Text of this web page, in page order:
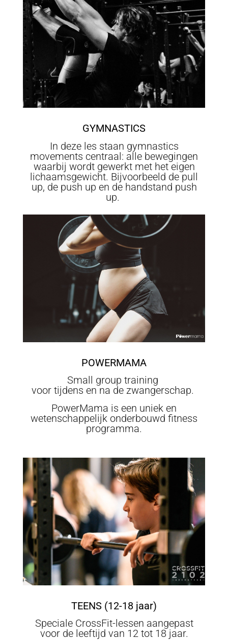
GYMNASTICS
In deze les staan gymnastics
movements centraal: alle bewegingen
waarbij wordt gewerkt met het eigen
lichaamsgewicht. Bijvoorbeeld de pull
up, de push up en de handstand push
up.
POWERMAMA
Small group training
voor tijdens en na de zwangerschap.
PowerMama is een uniek en
wetenschappelijk onderbouwd fitness
programma.
TEENS (12-18 jaar)
Speciale CrossFit-lessen aangepast
voor de leeftijd van 12 tot 18 jaar.